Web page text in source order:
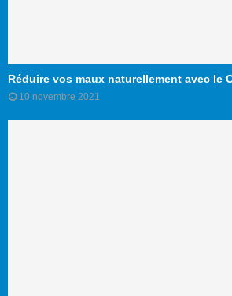
Réduire vos maux naturellement avec le
10 novembre 2021